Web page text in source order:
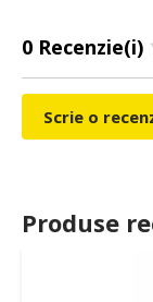
0 Recenzie(i)
Scrie o
Produse